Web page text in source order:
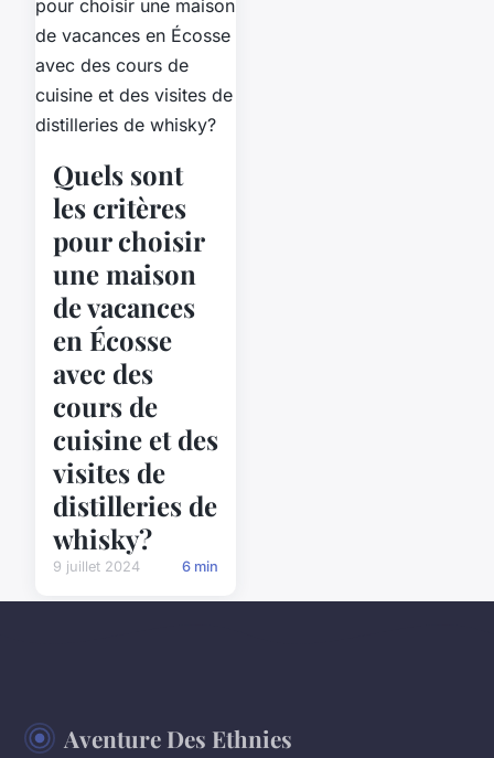
Quels sont
les critères
pour choisir
une maison
de vacances
en Écosse
avec des
cours de
cuisine et des
visites de
distilleries de
whisky?
9 juillet 2024 6 min
Aventure Des Ethnies